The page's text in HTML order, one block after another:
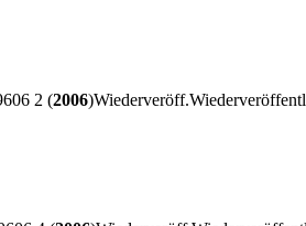
2 (2006)Wiederveröff.